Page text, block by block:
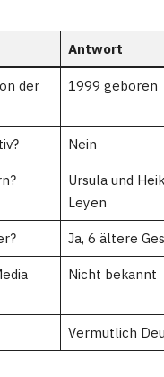
Antwort
der
1999 geboren
Nein
Ursula und
Leyen
Ja, 6 ältere
Nicht bekannt
Vermutlich